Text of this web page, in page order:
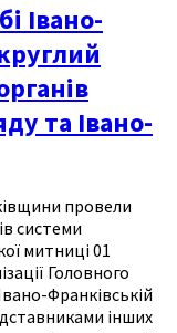
Івано-
та Івано-
провели
системи
митниці 01
Головного
Франківській
інших